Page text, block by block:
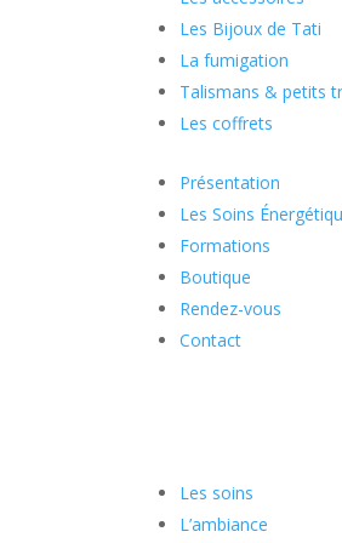
Les Bijoux de Tati
La fumigation
Talismans & petits
Les coffrets
Présentation
Les Soins
Formations
Boutique
Rendez-vous
Contact
Les soins
L’ambiance